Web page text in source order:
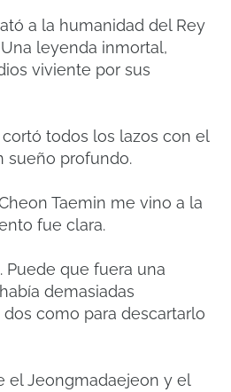
a la humanidad del Rey
leyenda inmortal,
viviente por sus
todos los lazos con el
sueño profundo.
Taemin me vino a la
fue clara.
Puede que fuera una
demasiadas
como para descartarlo
el Jeongmadaejeon y el